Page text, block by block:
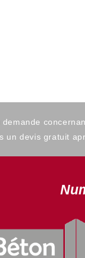
devis gratuit